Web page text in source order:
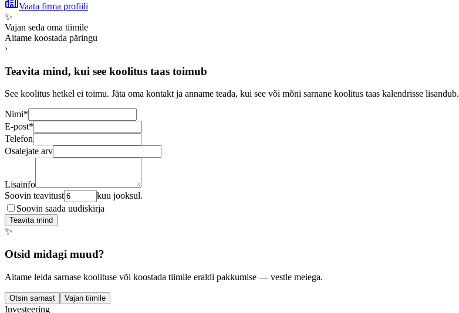
Vaata firma profiili
✨
Vajan seda oma tiimile
Aitame koostada päringu
›
Teavita mind, kui see koolitus taas toimub
See koolitus hetkel ei toimu. Jäta oma kontakt ja anname teada, kui see või mõni sarnane koolitus taas kalendrisse lisandub.
Nimi*
E-post*
Telefon
Osalejate arv
Lisainfo
Soovin teavitust
kuu jooksul.
Soovin saada uudiskirja
Teavita mind
✨
Otsid midagi muud?
Aitame leida sarnase koolituse või koostada tiimile eraldi pakkumise — vestle meiega.
Otsin sarnast Vajan tiimile
Investeering